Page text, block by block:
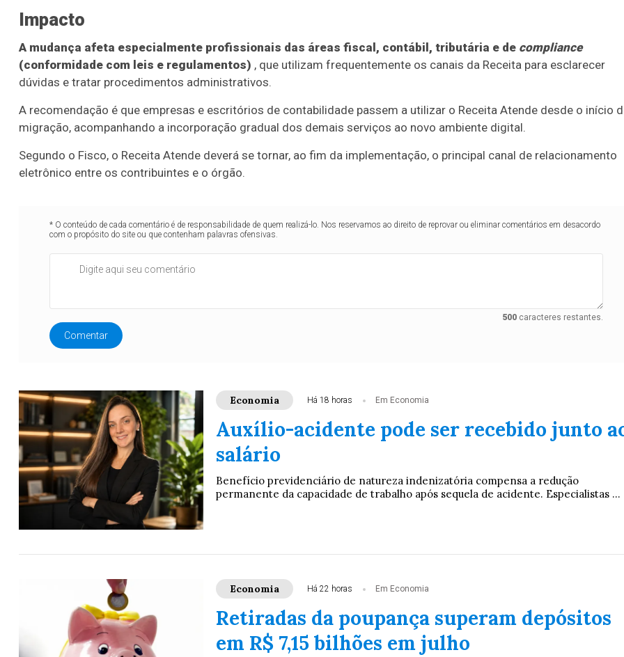
Impacto
A mudança afeta especialmente profissionais das áreas fiscal, contábil, tributária e de compliance
(conformidade com leis e regulamentos) , que utilizam frequentemente os canais da Receita para esclarecer
dúvidas e tratar procedimentos administrativos.
A recomendação é que empresas e escritórios de contabilidade passem a utilizar o Receita Atende desde o início
migração, acompanhando a incorporação gradual dos demais serviços ao novo ambiente digital.
Segundo o Fisco, o Receita Atende deverá se tornar, ao fim da implementação, o principal canal de relacionamento
eletrônico entre os contribuintes e o órgão.
* O conteúdo de cada comentário é de responsabilidade de quem realizá-lo. Nos reservamos ao direito de reprovar ou eliminar comentários em desacordo
com o propósito do site ou que contenham palavras ofensivas.
500caracteres restantes.
Comentar
Economia Há 18 horas Em Economia
Auxílio-acidente pode ser recebido junto
salário
Benefício previdenciário de natureza indenizatória compensa a redução
permanente da capacidade de trabalho após sequela de acidente. Especialistas ...
Economia Há 22 horas Em Economia
Retiradas da poupança superam depósitos
em R$ 7,15 bilhões em julho